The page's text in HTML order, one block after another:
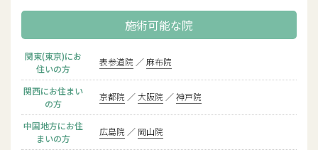
施術可能な院
関東(東京)にお
住いの方
表参道院 麻布院
関西にお住まい
の方
京都院 大阪院 神戸院
中国地方にお住
まいの方
広島院 岡山院